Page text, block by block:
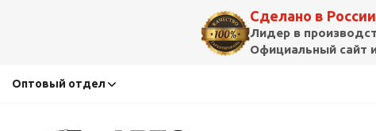
Сделано в
Лидер в
Официальный сайт
Оптовый отдел